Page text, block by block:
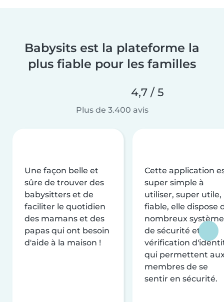
Babysits est la plateforme la
plus fiable pour les familles
4,7 / 5
Plus de 3.400 avis
Une façon belle et
sûre de trouver des
babysitters et de
faciliter le quotidien
des mamans et des
papas qui ont besoin
d'aide à la maison !
Cette application
super simple à
utiliser, super utile,
fiable, elle dispose
nombreux
de sécurité et de
vérification
qui permettent
membres de se
sentir en sécurité.